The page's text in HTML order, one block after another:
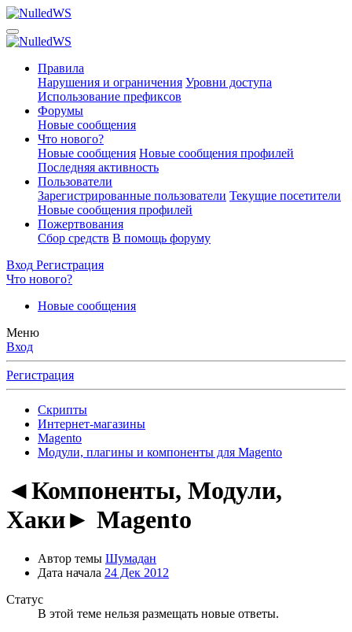
Правила
Нарушения и ограничения Уровни доступа
Использование префиксов
Форумы
Новые сообщения
Что нового?
Новые сообщения Новые сообщения профилей
Последняя активность
Пользователи
Зарегистрированные пользователи Текущие посетители
Новые сообщения профилей
Пожертвования
Сбор средств В помощь форуму
Вход Регистрация
Что нового?
Новые сообщения
Меню
Вход
Регистрация
Скрипты
Интернет-магазины
Magento
Модули, плагины и компоненты для Magento
◄Компоненты, Модули,
Хаки► Magento
Автор темы Шумадан
Дата начала 24 Дек 2012
Статус
В этой теме нельзя размещать новые ответы.